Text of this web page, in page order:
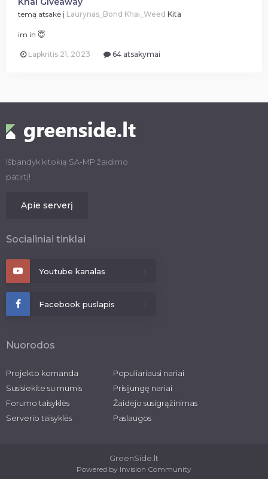
temą atsakė į Laurynas_Bond Khai_Weed Kita
im in 😇
Lapkritis 21, 2023 64 atsakymai
Išbandyk kitokią SA-MP žaidimo
patirtį!
Apie serverį
Socialiniai tinklai
Youtube kanalas
Facebook puslapis
Nuorodos
Projekto komanda
Susisiekite su mumis
Forumo taisyklės
Serverio taisyklės
Populiariausi nariai
Prisijungę nariai
Žaidėjo susigrąžinimas
Paslaugos
GreenSide.lt
Powered by Invision Community